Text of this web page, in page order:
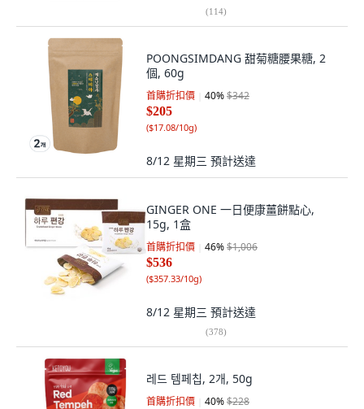
(114)
POONGSIMDANG 甜菊糖腰果糖, 2
個, 60g
首購折扣價 40%$342
$205
($17.08/10g)
8/12 星期三 預計送達
GINGER ONE 一日便康薑餅點心,
15g, 1盒
首購折扣價 46%$1,006
$536
($357.33/10g)
8/12 星期三 預計送達
(378)
레드 템페칩, 2개, 50g
首購折扣價 40%$228